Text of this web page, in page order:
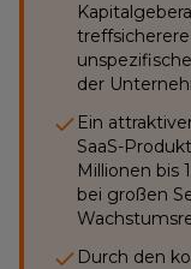
der
Ein
SaaS-
Millionen bis
bei großen
Durch den